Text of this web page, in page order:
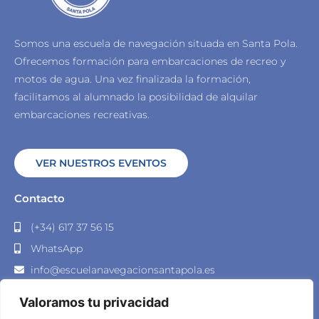
Valoramos tu privacidad
Somos una escuela de navegación situada en Santa Pola.
Ofrecemos formación para embarcaciones de recreo y
motos de agua. Una vez finalizada la formación,
facilitamos al alumnado la posibilidad de alquilar
embarcaciones recreativas.
VER NUESTROS EVENTOS
Contacto
(+34) 617 37 56 15
WhatsApp
info@escuelanavegacionsantapola.es
Pola, Alicante